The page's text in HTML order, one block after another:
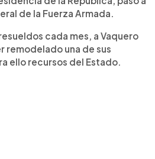
de la Fuerza Armada.
cada mes, a Vaquero
remodelado una de sus
ello recursos del Estado.